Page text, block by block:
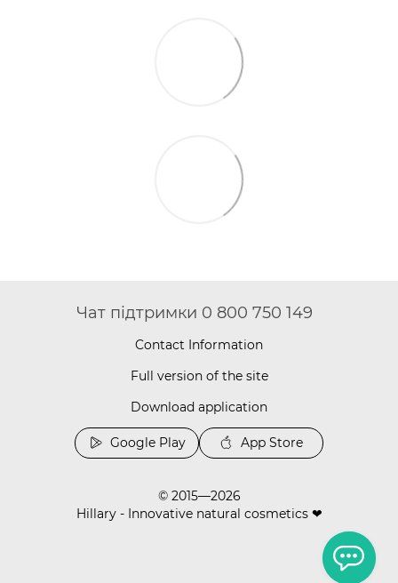
Чат підтримки 0 800 750 149
Contact Information
Full version of the site
Download application
Google Play App Store
© 2015—2026
Hillary - Innovative natural cosmetics ❤